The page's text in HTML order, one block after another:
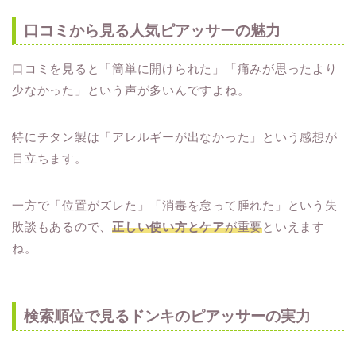
口コミから見る人気ピアッサーの魅力
口コミを見ると「簡単に開けられた」「痛みが思ったより
少なかった」という声が多いんですよね。
特にチタン製は「アレルギーが出なかった」という感想が
目立ちます。
一方で「位置がズレた」「消毒を怠って腫れた」という失
敗談もあるので、正しい使い方とケアが重要といえます
ね。
検索順位で見るドンキのピアッサーの実力